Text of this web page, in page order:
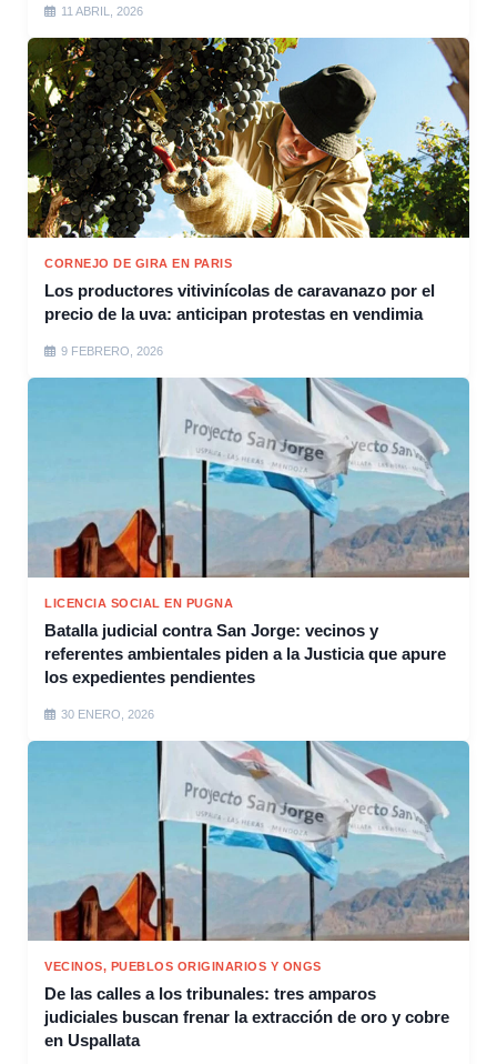
11 ABRIL, 2026
CORNEJO DE GIRA EN PARIS
Los productores vitivinícolas de caravanazo por el
precio de la uva: anticipan protestas en vendimia
9 FEBRERO, 2026
LICENCIA SOCIAL EN PUGNA
Batalla judicial contra San Jorge: vecinos y
referentes ambientales piden a la Justicia que apure
los expedientes pendientes
30 ENERO, 2026
VECINOS, PUEBLOS ORIGINARIOS Y ONGS
De las calles a los tribunales: tres amparos
judiciales buscan frenar la extracción de oro y cobre
en Uspallata